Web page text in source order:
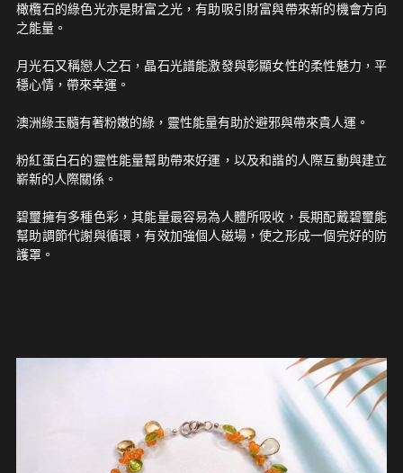
橄欖石的綠色光亦是財富之光，有助吸引財富與帶來新的機會方向
之能量。
月光石又稱戀人之石，晶石光譜能激發與彰顯女性的柔性魅力，平
穩心情，帶來幸運。
澳洲綠玉髓有著粉嫩的綠，靈性能量有助於避邪與帶來貴人運。
粉紅蛋白石的靈性能量幫助帶來好運，以及和諧的人際互動與建立
嶄新的人際關係。
碧璽擁有多種色彩，其能量最容易為人體所吸收，長期配戴碧璽能
幫助調節代謝與循環，有效加強個人磁場，使之形成一個完好的防
護罩。